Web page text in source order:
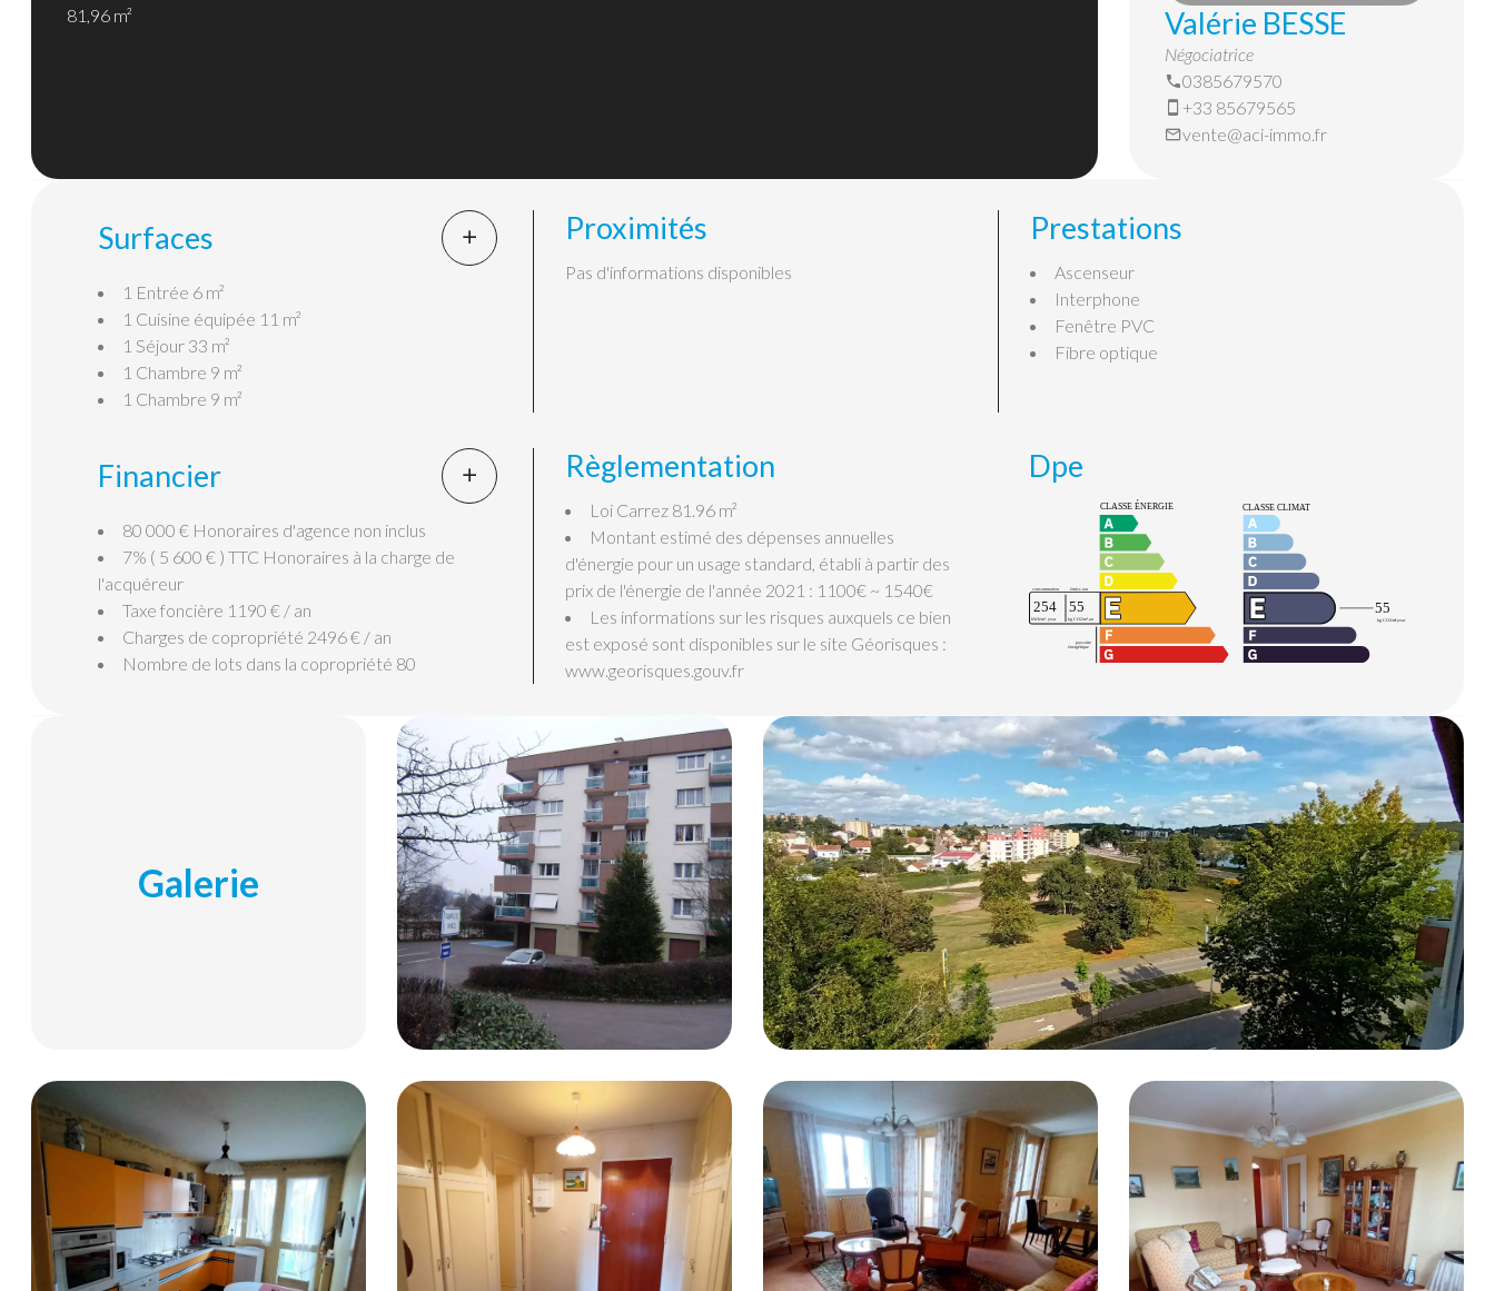
81,96 m²
Valérie BESSE
Négociatrice
0385679570
+33 85679565
vente@aci-immo.fr
Surfaces
1 Entrée 6 m²
1 Cuisine équipée 11 m²
1 Séjour 33 m²
1 Chambre 9 m²
1 Chambre 9 m²
Proximités
Pas d'informations disponibles
Prestations
Ascenseur
Interphone
Fenêtre PVC
Fibre optique
Financier
80 000 € Honoraires d'agence non inclus
7% ( 5 600 € ) TTC Honoraires à la charge de
l'acquéreur
Taxe foncière 1190 € / an
Charges de copropriété 2496 € / an
Nombre de lots dans la copropriété 80
Règlementation
Loi Carrez 81.96 m²
Montant estimé des dépenses annuelles
d'énergie pour un usage standard, établi à partir des
prix de l'énergie de l'année 2021 : 1100€ ~ 1540€
Les informations sur les risques auxquels ce bien
est exposé sont disponibles sur le site Géorisques :
www.georisques.gouv.fr
Dpe
Galerie